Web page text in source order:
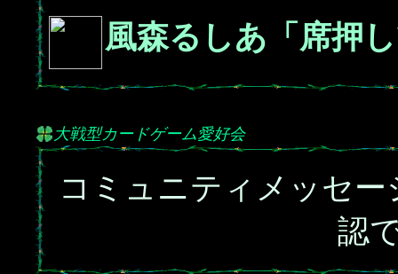
風森るしあ「席押
大戦型カードゲーム愛好会
コミュニティメッセ
認